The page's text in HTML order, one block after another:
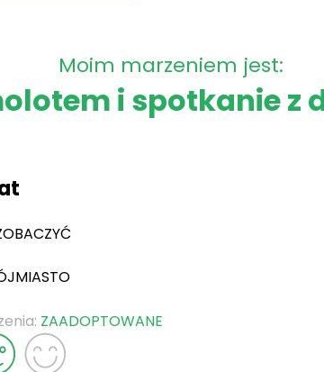
Moim marzeniem jest:
i spotkanie z
ZAADOPTOWANE